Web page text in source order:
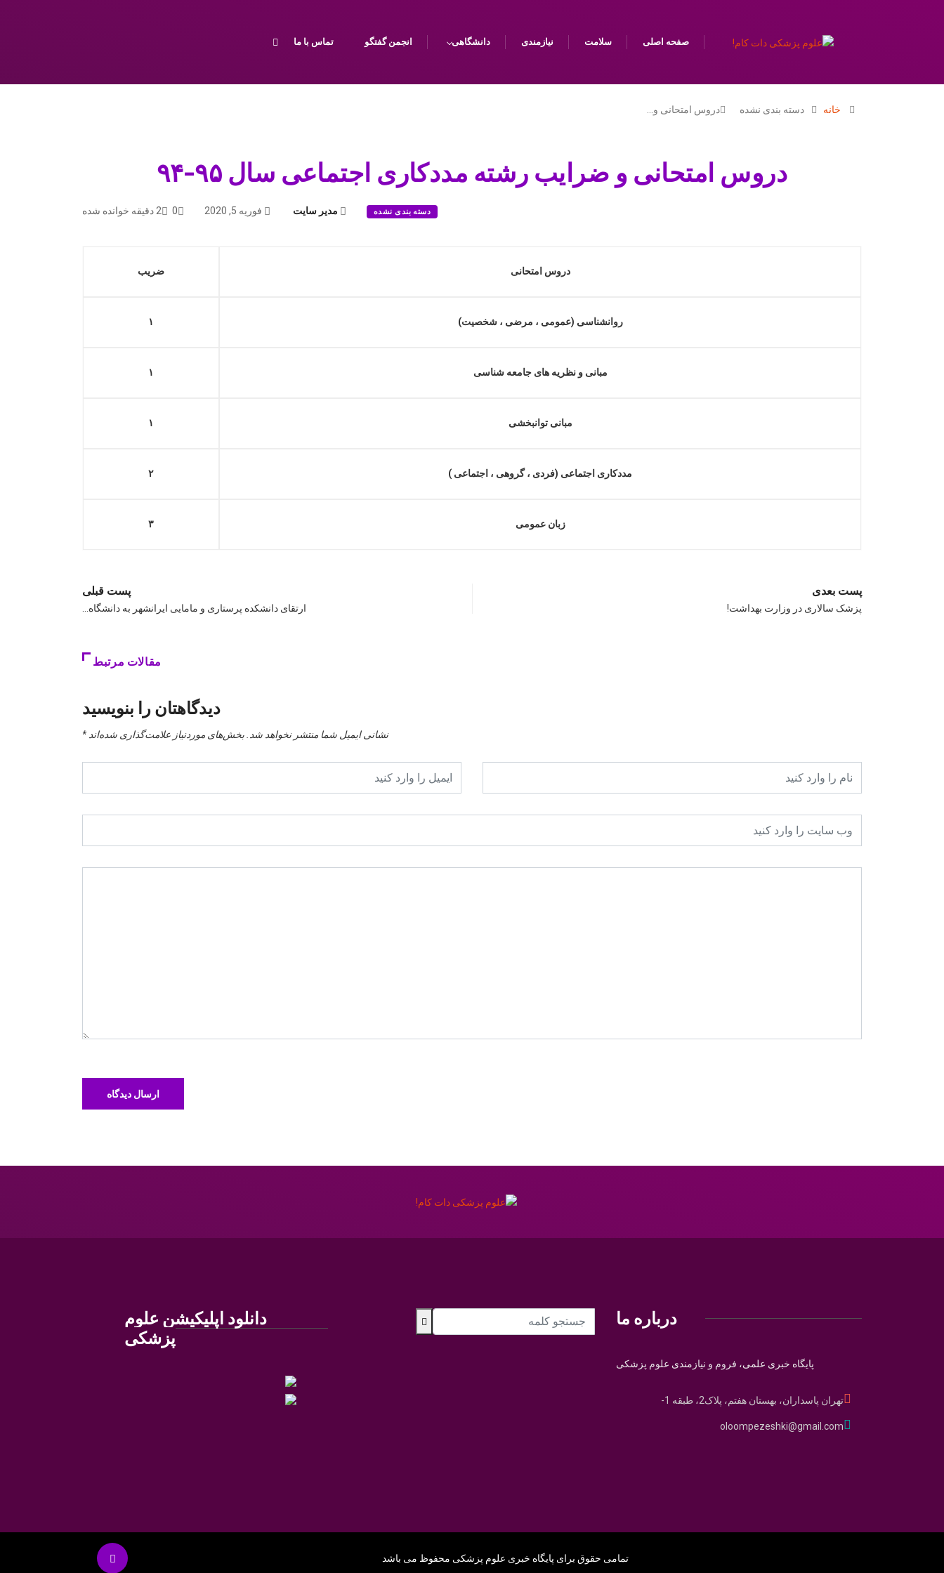
صفحه اصلی سلامت نیازمندی دانشگاهی انجمن گفتگو تماس با ما
خانه دسته بندی نشده دروس امتحانی و…
دروس امتحانی و ضرایب رشته مددکاری اجتماعی سال ۹۵-۹۴
دسته بندی نشده مدیر سایت فوریه 5, 2020 0 2 دقیقه خوانده شده
دروس امتحانی ضریب
روانشناسی (عمومی ، مرضی ، شخصیت) ۱
مبانی و نظریه های جامعه شناسی ۱
مبانی توانبخشی ۱
مددکاری اجتماعی (فردی ، گروهی ، اجتماعی ) ۲
زبان عمومی ۳
پست قبلی
ارتقای دانشکده پرستاری و مامایی ایرانشهر به دانشگاه…
پست بعدی
پزشک سالاری در وزارت بهداشت!
مقالات مرتبط
دیدگاهتان را بنویسید
نشانی ایمیل شما منتشر نخواهد شد. بخش‌های موردنیاز علامت‌گذاری شده‌اند*
درباره ما
پایگاه خبری علمی، فروم و نیازمندی علوم پزشکی
تهران پاسداران، بهستان هفتم، پلاک2، طبقه 1-
oloompezeshki@gmail.com
دانلود اپلیکیشن علوم
پزشکی
تمامی حقوق برای پایگاه خبری علوم پزشکی محفوظ می باشد